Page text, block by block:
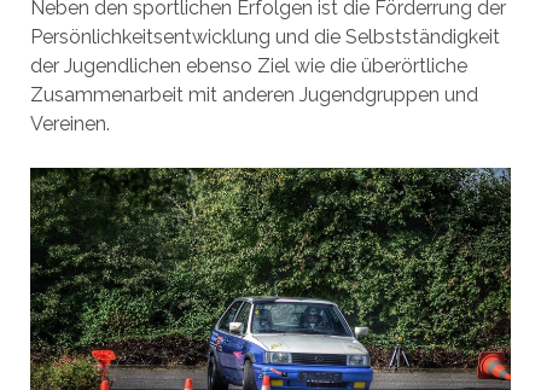
Neben den sportlichen Erfolgen ist die Förderrung der
Persönlichkeitsentwicklung und die Selbstständigkeit
der Jugendlichen ebenso Ziel wie die überörtliche
Zusammenarbeit mit anderen Jugendgruppen und
Vereinen.